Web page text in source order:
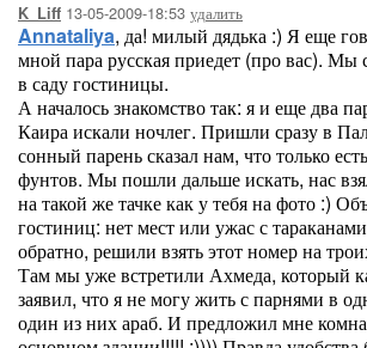
K_Liff 13-05-2009-18:53 удалить
Annataliya, да! милый дядька :) Я еще
мной пара русская приедет (про вас). Мы
в саду гостиницы.
А началось знакомство так: я и еще два
Каира искали ночлег. Пришли сразу в
сонный парень сказал нам, что только
фунтов. Мы пошли дальше искать, нас
на такой же тачке как у тебя на фото :)
гостиниц: нет мест или ужас с
обратно, решили взять этот номер на
Там мы уже встретили Ахмеда, который
заявил, что я не могу жить с парнями в
один из них араб. И предложил мне